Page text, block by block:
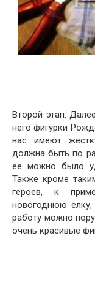
Второй этап.
него фигурки
нас имеют
должна быть по
ее можно было
Также кроме
героев, к
новогоднюю
работу можно
очень красивые